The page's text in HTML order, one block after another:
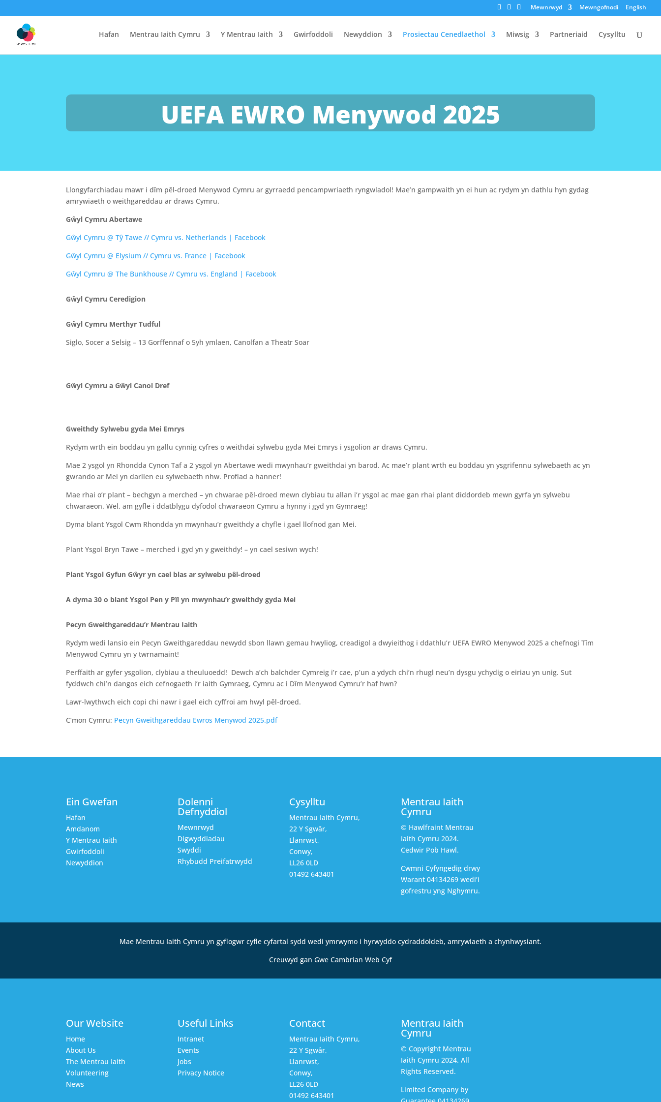
Mewnrwyd Mewngofnodi English
Hafan Mentrau Iaith Cymru Y Mentrau Iaith Gwirfoddoli Newyddion Prosiectau Cenedlaethol Miwsig Partneriaid Cysylltu
UEFA EWRO Menywod 2025
Llongyfarchiadau mawr i dîm pêl-droed Menywod Cymru ar gyrraedd pencampwriaeth ryngwladol! Mae’n gampwaith yn ei hun ac rydym yn dathlu hyn gydag
amrywiaeth o weithgareddau ar draws Cymru.
Gŵyl Cymru Abertawe
Gŵyl Cymru @ Tŷ Tawe // Cymru vs. Netherlands | Facebook
Gŵyl Cymru @ Elysium // Cymru vs. France | Facebook
Gŵyl Cymru @ The Bunkhouse // Cymru vs. England | Facebook
Gŵyl Cymru Ceredigion
Gŵyl Cymru Merthyr Tudful
Siglo, Socer a Selsig – 13 Gorffennaf o 5yh ymlaen, Canolfan a Theatr Soar
Gŵyl Cymru a Gŵyl Canol Dref
Gweithdy Sylwebu gyda Mei Emrys
Rydym wrth ein boddau yn gallu cynnig cyfres o weithdai sylwebu gyda Mei Emrys i ysgolion ar draws Cymru.
Mae 2 ysgol yn Rhondda Cynon Taf a 2 ysgol yn Abertawe wedi mwynhau’r gweithdai yn barod. Ac mae’r plant wrth eu boddau yn ysgrifennu sylwebaeth ac yn
gwrando ar Mei yn darllen eu sylwebaeth nhw. Profiad a hanner!
Mae rhai o’r plant – bechgyn a merched – yn chwarae pêl-droed mewn clybiau tu allan i’r ysgol ac mae gan rhai plant diddordeb mewn gyrfa yn sylwebu
chwaraeon. Wel, am gyfle i ddatblygu dyfodol chwaraeon Cymru a hynny i gyd yn Gymraeg!
Dyma blant Ysgol Cwm Rhondda yn mwynhau’r gweithdy a chyfle i gael llofnod gan Mei.
Plant Ysgol Bryn Tawe – merched i gyd yn y gweithdy! – yn cael sesiwn wych!
Plant Ysgol Gyfun Gŵyr yn cael blas ar sylwebu pêl-droed
A dyma 30 o blant Ysgol Pen y Pîl yn mwynhau’r gweithdy gyda Mei
Pecyn Gweithgareddau’r Mentrau Iaith
Rydym wedi lansio ein Pecyn Gweithgareddau newydd sbon llawn gemau hwyliog, creadigol a dwyieithog i ddathlu’r UEFA EWRO Menywod 2025 a chefnogi Tîm
Menywod Cymru yn y twrnamaint!
Perffaith ar gyfer ysgolion, clybiau a theuluoedd! Dewch a’ch balchder Cymreig i’r cae, p’un a ydych chi’n rhugl neu’n dysgu ychydig o eiriau yn unig. Sut
fyddwch chi’n dangos eich cefnogaeth i’r iaith Gymraeg, Cymru ac i Dîm Menywod Cymru’r haf hwn?
Lawr-lwythwch eich copi chi nawr i gael eich cyffroi am hwyl pêl-droed.
C’mon Cymru: Pecyn Gweithgareddau Ewros Menywod 2025.pdf
Ein Gwefan
Hafan
Amdanom
Y Mentrau Iaith
Gwirfoddoli
Newyddion
Dolenni
Defnyddiol
Mewnrwyd
Digwyddiadau
Swyddi
Rhybudd Preifatrwydd
Cysylltu
Mentrau Iaith Cymru,
22 Y Sgwâr,
Llanrwst,
Conwy,
LL26 0LD
01492 643401
Mentrau Iaith
Cymru
© Hawlfraint Mentrau
Iaith Cymru 2024.
Cedwir Pob Hawl.
Cwmni Cyfyngedig drwy
Warant 04134269 wedi’i
gofrestru yng Nghymru.
Mae Mentrau Iaith Cymru yn gyflogwr cyfle cyfartal sydd wedi ymrwymo i hyrwyddo cydraddoldeb, amrywiaeth a chynhwysiant.
Creuwyd gan Gwe Cambrian Web Cyf
Our Website
Home
About Us
The Mentrau Iaith
Volunteering
News
Useful Links
Intranet
Events
Jobs
Privacy Notice
Contact
Mentrau Iaith Cymru,
22 Y Sgwâr,
Llanrwst,
Conwy,
LL26 0LD
01492 643401
Mentrau Iaith
Cymru
© Copyright Mentrau
Iaith Cymru 2024. All
Rights Reserved.
Limited Company by